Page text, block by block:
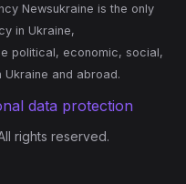
Newsukraine is the only
in Ukraine,
political, economic, social,
and abroad.
data protection
rights reserved.